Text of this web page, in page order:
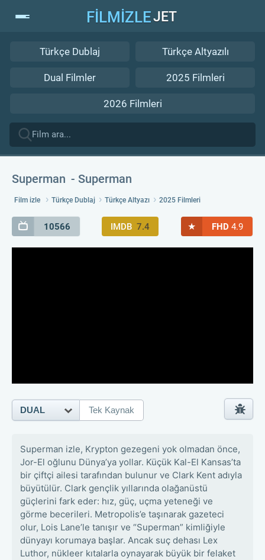
FİLMİZLEJET
Türkçe Dublaj Türkçe Altyazılı
Dual Filmler 2025 Filmleri
2026 Filmleri
Superman Superman
Film izle Türkçe Dublaj Türkçe Altyazı 2025 Filmleri
10566 IMDB 7.4 ★ FHD 4.9
Superman izle, Krypton gezegeni yok olmadan önce,
Jor-El oğlunu Dünya’ya yollar. Küçük Kal-El Kansas’ta
bir çiftçi ailesi tarafından bulunur ve Clark Kent adıyla
büyütülür. Clark gençlik yıllarında olağanüstü
güçlerini fark eder: hız, güç, uçma yeteneği ve
görme becerileri. Metropolis’e taşınarak gazeteci
olur, Lois Lane’le tanışır ve “Superman” kimliğiyle
dünyayı korumaya başlar. Ancak suç dehası Lex
Luthor, nükleer kıtalarla oynayarak büyük bir felaket
DUAL Tek Kaynak